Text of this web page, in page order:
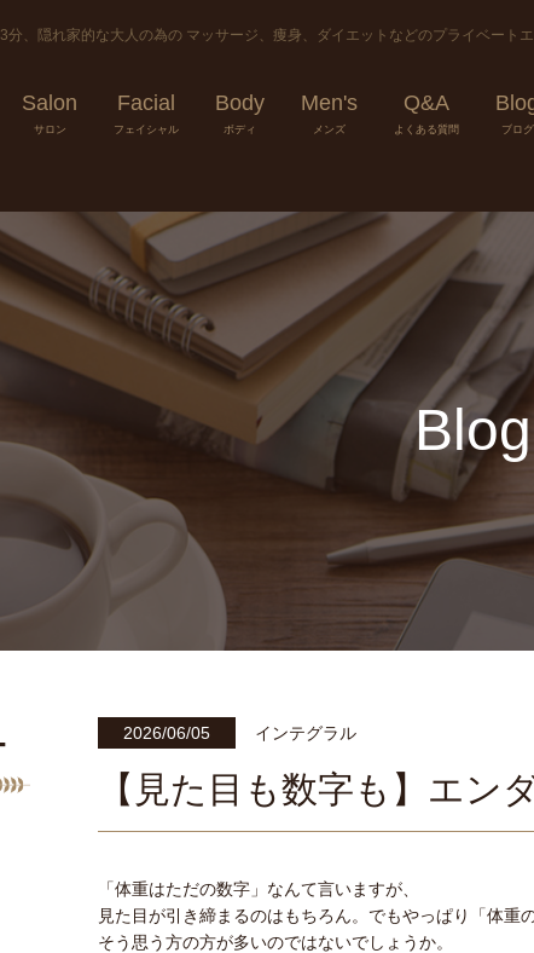
、隠れ家的な大人の為の マッサージ、痩身、ダイエットなどのプライベートエ
Salon
サロン
Facial
フェイシャル
Body
ボディ
Men's
メンズ
Q&A
よくある質問 ブログ
Blog
2026/06/05 インテグラル
【見た目も数字も】エン
「体重はただの数字」なんて言いますが、
見た目が引き締まるのはもちろん。でもやっぱり「体重
そう思う方の方が多いのではないでしょうか。